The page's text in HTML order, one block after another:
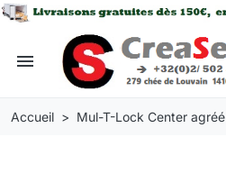
menu
Accueil Mul-T-Lock Center agréé